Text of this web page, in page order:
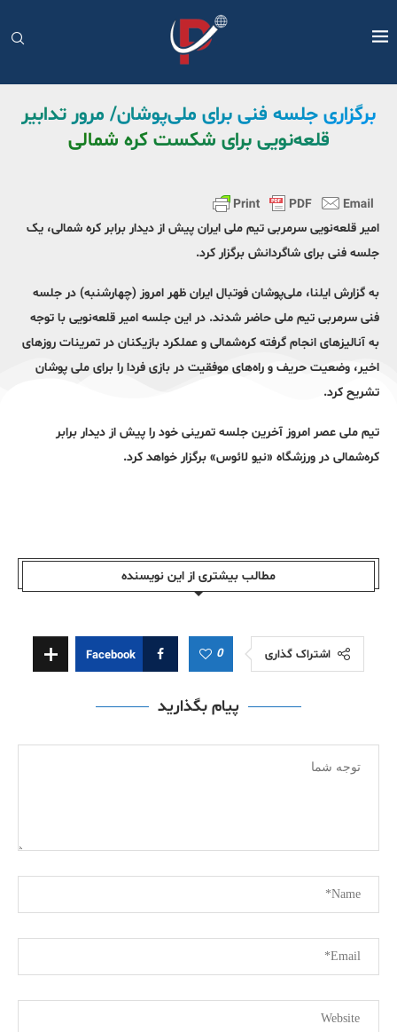
برگزاری جلسه فنی برای ملی‌پوشان/ مرور تدابیر
قلعه‌نویی برای شکست کره شمالی
امیر قلعه‌نویی سرمربی تیم ملی ایران پیش از دیدار برابر کره شمالی، یک
جلسه فنی برای شاگردانش برگزار کرد.
به گزارش ایلنا، ملی‌پوشان فوتبال ایران ظهر امروز (چهارشنبه) در جلسه
فنی سرمربی تیم ملی حاضر شدند. در این جلسه امیر قلعه‌نویی با توجه
به آنالیزهای انجام گرفته کره‌شمالی و عملکرد بازیکنان در تمرینات روزهای
اخیر، وضعیت حریف و راه‌های موفقیت در بازی فردا را برای ملی پوشان
تشریح کرد.
تیم ملی عصر امروز آخرین جلسه تمرینی خود را پیش از دیدار برابر
کره‌شمالی در ورزشگاه «نیو لائوس» برگزار خواهد کرد.
مطالب بیشتری از این نویسندە
اشتراک گذاری 0
Facebook
پیام بگذارید